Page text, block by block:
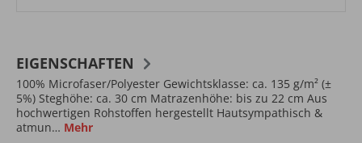
EIGENSCHAFTEN
100% Microfaser/Polyester Gewichtsklasse: ca. 135 g/m² (±
5%) Steghöhe: ca. 30 cm Matrazenhöhe: bis zu 22 cm Aus
hochwertigen Rohstoffen hergestellt Hautsympathisch &
atmun… Mehr